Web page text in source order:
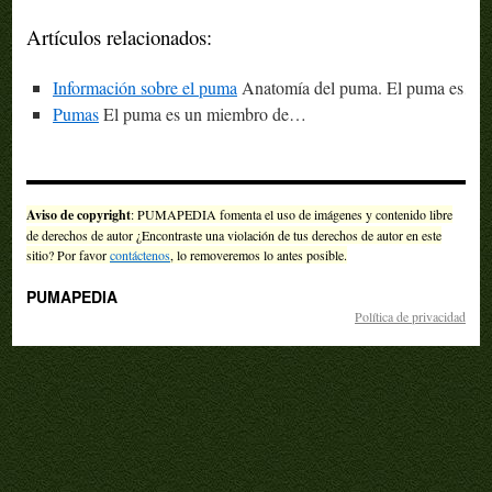
Artículos relacionados:
Información sobre el puma Anatomía del puma. El puma es…
PumasEl puma es un miembro de…
Aviso de copyright: PUMAPEDIA fomenta el uso de imágenes y contenido libre
de derechos de autor ¿Encontraste una violación de tus derechos de autor en este
sitio? Por favorcontáctenos, lo removeremos lo antes posible.
PUMAPEDIA
Política de privacidad